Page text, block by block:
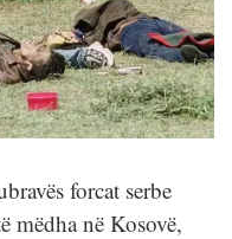
forcat serbe
mëdha në Kosovë,